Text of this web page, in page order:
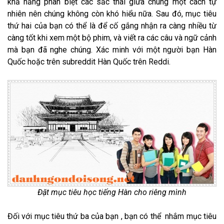
nhiên nên chúng không còn khó hiểu nữa. Sau đó, mục tiêu
thứ hai của bạn có thể là để cố gắng nhận ra càng nhiều từ
càng tốt khi xem một bộ phim, và viết ra các câu và ngữ cảnh
mà bạn đã nghe chúng. Xác minh với một người bạn Hàn
Quốc hoặc trên subreddit Hàn Quốc trên Reddi.
Đặt mục tiêu học tiếng Hàn cho riêng mình
Đối với mục tiêu thứ ba của bạn , bạn có thể nhắm mục tiêu